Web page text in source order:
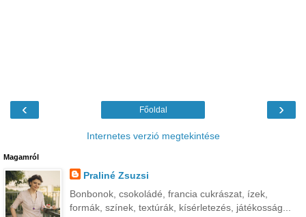
‹ ›
Főoldal
Internetes verzió megtekintése
Magamról
Praliné Zsuzsi
Bonbonok, csokoládé, francia cukrászat, ízek,
formák, színek, textúrák, kísérletezés, játékosság...